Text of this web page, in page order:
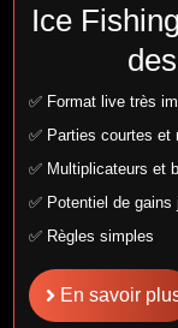
Ice
✅ Format live très
✅ Parties courtes et
✅ Multiplicateurs et
✅ Potentiel de gains
✅ Règles simples
En savoir